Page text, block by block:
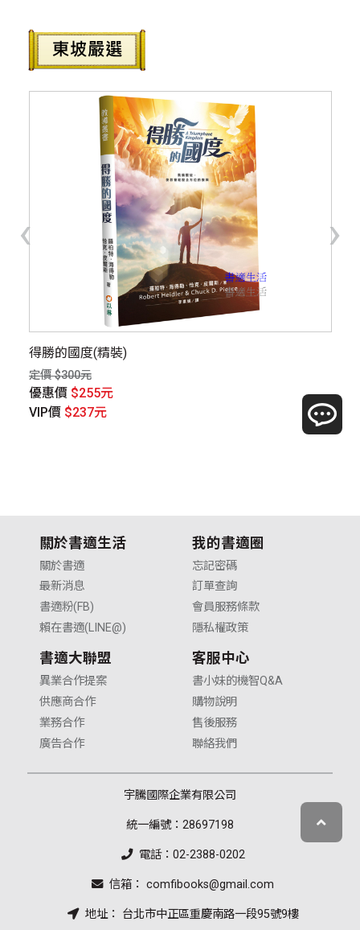
得勝的國度(精裝)
定價 $300元
優惠價 $255元
VIP價 $237元
‹ ›
關於書適生活
關於書適
最新消息
書適粉(FB)
賴在書適(LINE@)
我的書適圈
忘記密碼
訂單查詢
會員服務條款
隱私權政策
書適大聯盟
異業合作提案
供應商合作
業務合作
廣告合作
客服中心
書小妹的機智Q&A
購物說明
售後服務
聯絡我們
宇騰國際企業有限公司
統一編號：28697198
電話：02-2388-0202
信箱： comfibooks@gmail.com
地址： 台北市中正區重慶南路一段95號9樓